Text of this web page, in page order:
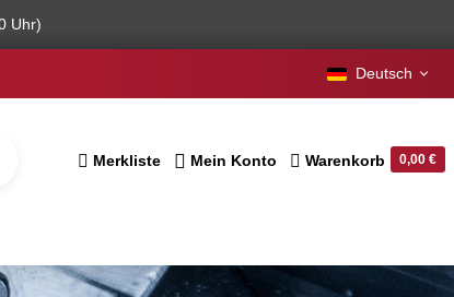
Uhr)
Deutsch
Merkliste Mein Konto Warenkorb 0,00 €